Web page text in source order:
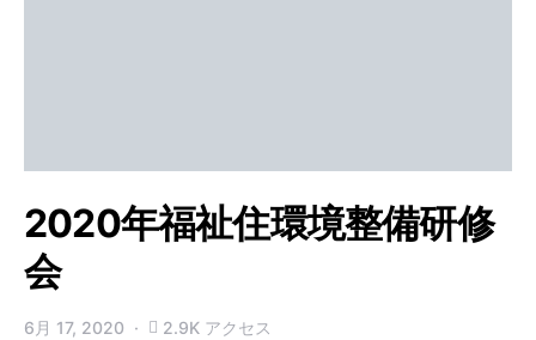
2020年福祉住環境整備研修
会
6月 17, 2020 2.9K アクセス